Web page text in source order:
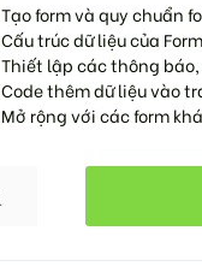
Tạo form và quy chuẩn
Cấu trúc dữ liệu của
Thiết lập các thông
Code thêm dữ liệu vào
Mở rộng với các form